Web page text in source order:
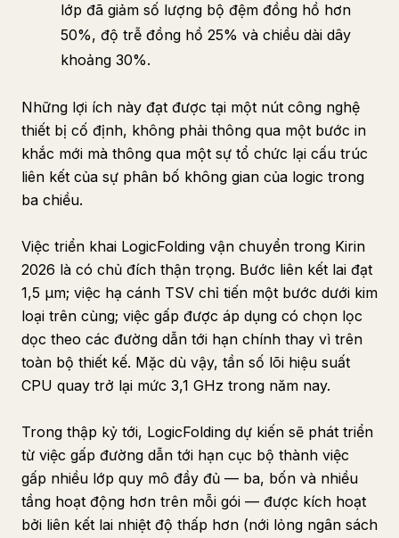
lớp đã giảm số lượng bộ đệm đồng hồ hơn
50%, độ trễ đồng hồ 25% và chiều dài dây
khoảng 30%.
Những lợi ích này đạt được tại một nút công nghệ
thiết bị cố định, không phải thông qua một bước in
khắc mới mà thông qua một sự tổ chức lại cấu trúc
liên kết của sự phân bố không gian của logic trong
ba chiều.
Việc triển khai LogicFolding vận chuyển trong Kirin
2026 là có chủ đích thận trọng. Bước liên kết lai đạt
1,5 μm; việc hạ cánh TSV chỉ tiến một bước dưới kim
loại trên cùng; việc gấp được áp dụng có chọn lọc
dọc theo các đường dẫn tới hạn chính thay vì trên
toàn bộ thiết kế. Mặc dù vậy, tần số lõi hiệu suất
CPU quay trở lại mức 3,1 GHz trong năm nay.
Trong thập kỷ tới, LogicFolding dự kiến sẽ phát triển
từ việc gấp đường dẫn tới hạn cục bộ thành việc
gấp nhiều lớp quy mô đầy đủ — ba, bốn và nhiều
tầng hoạt động hơn trên mỗi gói — được kích hoạt
bởi liên kết lai nhiệt độ thấp hơn (nới lỏng ngân sách